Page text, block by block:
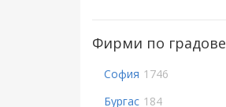
Фирми по градове
София 1746
Бургас 184